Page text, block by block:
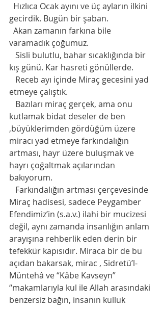
Hızlıca Ocak ayını ve üç ayların ilkini
gecirdik. Bugün bir şaban.
Akan zamanın farkına bile
varamadık çoğumuz.
Sisli bulutlu, bahar sıcaklığında bir
kış günü. Kar hasreti gönüllerde.
Receb ayı içinde Miraç gecesini yad
etmeye çalıştık.
Bazıları miraç gerçek, ama onu
kutlamak bidat deseler de ben
,büyüklerimden gördüğüm üzere
miracı yad etmeye farkındalığın
artması, hayr üzere buluşmak ve
hayrı çoğaltmak açılarından
bakıyorum.
Farkındalığın artması çerçevesinde
Miraç hadisesi, sadece Peygamber
Efendimiz’in (s.a.v.) ilahi bir mucizesi
değil, aynı zamanda insanlığın anlam
arayışına rehberlik eden derin bir
tefekkür kapısıdır. Miraca bir de bu
açıdan bakarsak, mirac , Sidretü’l-
Müntehâ ve “Kâbe Kavseyn”
“makamlarıyla kul ile Allah arasındaki
benzersiz bağın, insanın kulluk